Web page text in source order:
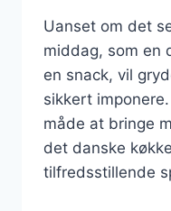
Uanset om det
middag, som en
en snack, vil
sikkert
måde at bringe
det danske
tilfredsstillende